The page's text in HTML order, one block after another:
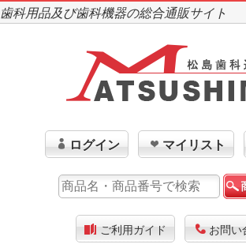
歯科用品及び歯科機器の総合通販サイト
ログイン マイリスト
ご利用ガイド お問い